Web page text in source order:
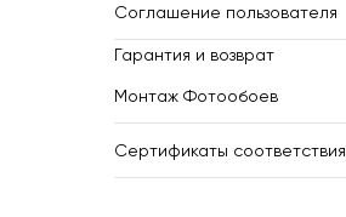
Соглашение пользователя
Гарантия и возврат
Монтаж Фотообоев
Сертификаты соответствия